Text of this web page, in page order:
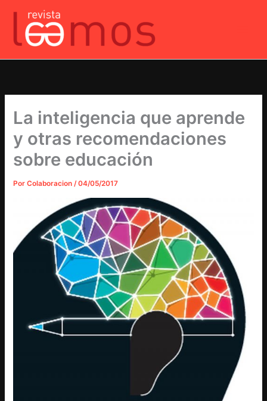
contenido
La inteligencia que aprende
y otras recomendaciones
sobre educación
PorColaboracion/04/05/2017